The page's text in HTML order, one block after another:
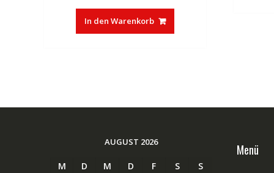
war:
€83,32
ist:
€50,01.
In den Warenkorb
AUGUST 2026
M D M D F S
S
Menü